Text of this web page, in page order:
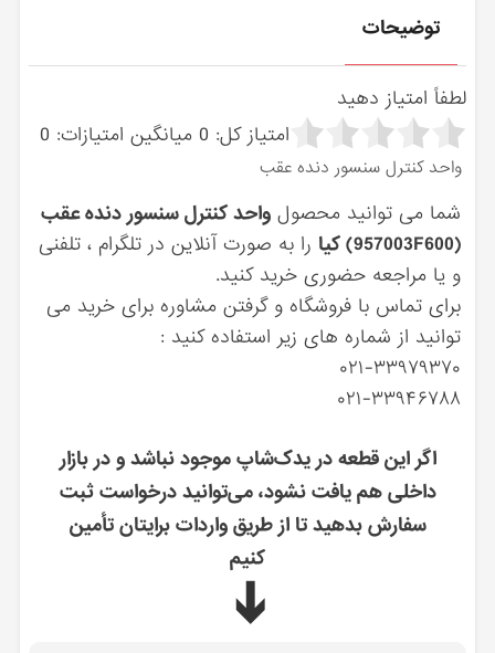
توضیحات
لطفاً امتیاز دهید
امتیاز کل: 0 میانگین امتیازات: 0
واحد كنترل سنسور دنده عقب
شما می توانید محصولواحد كنترل سنسور دنده عقب
(957003F600) کیا
را به صورت آنلاین در تلگرام ، تلفنی
و یا مراجعه حضوری خرید کنید.
برای تماس با فروشگاه و گرفتن مشاوره برای خرید می
توانید از شماره های زیر استفاده کنید :
۰۲۱-۳۳۹۷۹۳۷۰
۰۲۱-۳۳۹۴۶۷۸۸
اگر این قطعه در یدک‌شاپ موجود نباشد و در بازار
داخلی هم یافت نشود، می‌توانید درخواست ثبت
سفارش بدهید تا از طریق واردات برایتان تأمین
کنیم
➔